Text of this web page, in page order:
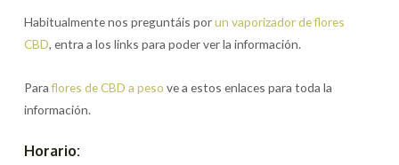
Habitualmente nos preguntáis porun vaporizador de flores
CBD, entra a los links para poder ver la información.
Paraflores de CBD a peso ve a estos enlaces para toda la
información.
Horario: